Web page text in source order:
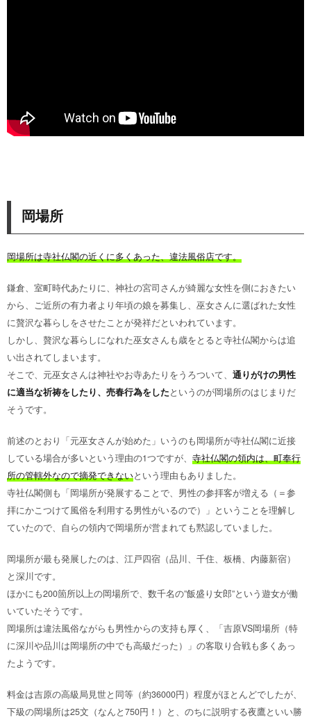
岡場所
岡場所は寺社仏閣の近くに多くあった、違法風俗店です。
鎌倉、室町時代あたりに、神社の宮司さんが綺麗な女性を側におきたい
から、ご近所の有力者より年頃の娘を募集し、巫女さんに選ばれた女性
に贅沢な暮らしをさせたことが発祥だといわれています。
しかし、贅沢な暮らしになれた巫女さんも歳をとると寺社仏閣からは追
い出されてしまいます。
そこで、元巫女さんは神社やお寺あたりをうろついて、 通りがけの男性
に適当な祈祷をしたり、売春行為をしたというのが岡場所のはじまりだ
そうです。
前述のとおり「元巫女さんが始めた」いうのも岡場所が寺社仏閣に近接
している場合が多いという理由の1つですが、 寺社仏閣の領内は、町奉行
所の管轄外なので摘発できないという理由もありました。
寺社仏閣側も「岡場所が発展することで、男性の参拝客が増える（＝参
拝にかこつけて風俗を利用する男性がいるので）」ということを理解し
ていたので、自らの領内で岡場所が営まれても黙認していました。
岡場所が最も発展したのは、江戸四宿（品川、千住、板橋、内藤新宿）
と深川です。
ほかにも200箇所以上の岡場所で、数千名の”飯盛り女郎”という遊女が働
いていたそうです。
岡場所は違法風俗ながらも男性からの支持も厚く、「吉原VS岡場所（特
に深川や品川は岡場所の中でも高級だった）」の客取り合戦も多くあっ
たようです。
料金は吉原の高級局見世と同等（約36000円）程度がほとんどでしたが、
下級の岡場所は25文（なんと750円！）と、のちに説明する夜鷹といい勝